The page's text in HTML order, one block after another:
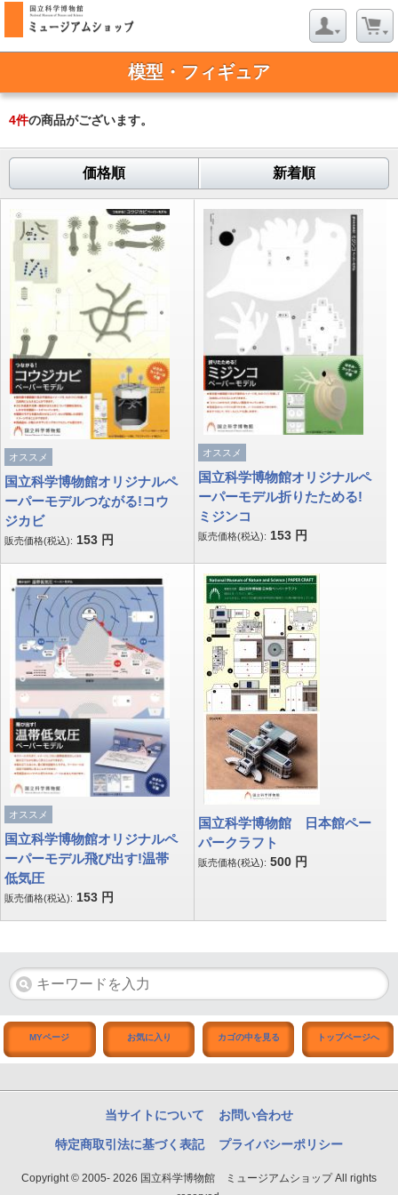
模型・フィギュア
4件の商品がございます。
価格順 新着順
オススメ
国立科学博物館オリジナルペ
ーパーモデルつながる!コウ
ジカビ
販売価格(税込): 153 円
オススメ
国立科学博物館オリジナルペ
ーパーモデル折りたためる!
ミジンコ
販売価格(税込): 153 円
オススメ
国立科学博物館オリジナルペ
ーパーモデル飛び出す!温帯
低気圧
販売価格(税込): 153 円
国立科学博物館 日本館ペー
パークラフト
販売価格(税込): 500 円
MYページ お気に入り カゴの中を見る トップページへ
当サイトについて お問い合わせ
特定商取引法に基づく表記 プライバシーポリシー
Copyright © 2005- 2026 国立科学博物館 ミュージアムショップ All rights